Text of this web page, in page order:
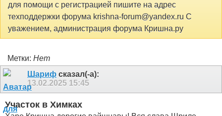
для помощи с регистрацией пишите на адрес
техподдержки форума krishna-forum@yandex.ru С
уважением, администрация форума Кришна.ру
Метки: Нет
Шариф сказал(-а):
13.02.2025 15:45
Участок в Химках